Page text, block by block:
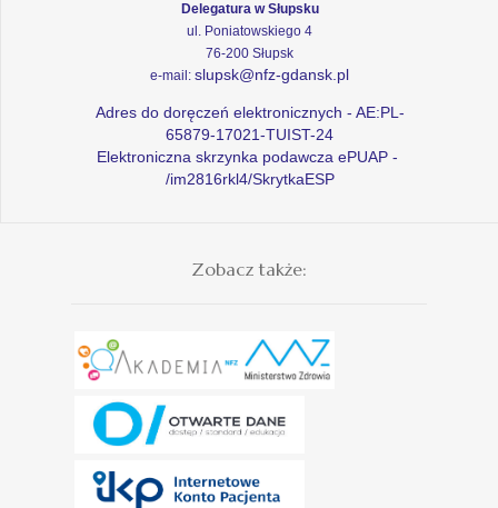
Delegatura w Słupsku
ul. Poniatowskiego 4
76-200 Słupsk
e-mail: slupsk@nfz-gdansk.pl
Adres do doręczeń elektronicznych - AE:PL-
65879-17021-TUIST-24
Elektroniczna skrzynka podawcza ePUAP -
/im2816rkl4/SkrytkaESP
Zobacz także: